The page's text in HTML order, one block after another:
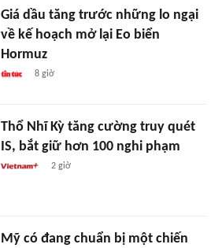
Giá dầu tăng trước những lo ngại
về kế hoạch mở lại Eo biển
Hormuz
8 giờ
Thổ Nhĩ Kỳ tăng cường truy quét
IS, bắt giữ hơn 100 nghi phạm
2 giờ
Mỹ có đang chuẩn bị một chiến